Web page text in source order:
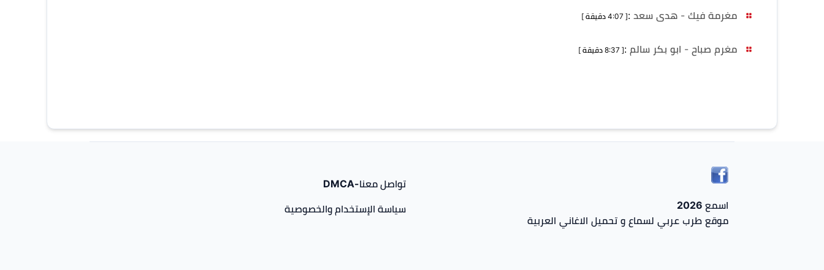
مغرمة فيك - هدى سعد :[ 4:07 دقيقة ]
مغرم صباح - ابو بكر سالم :[ 8:37 دقيقة ]
اسمع 2026
موقع طرب عربي لسماع و تحميل الاغاني العربية
تواصل معنا-DMCA
سياسة الإستخدام والخصوصية